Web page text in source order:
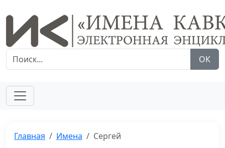
ОК
Главная Имена Сергей